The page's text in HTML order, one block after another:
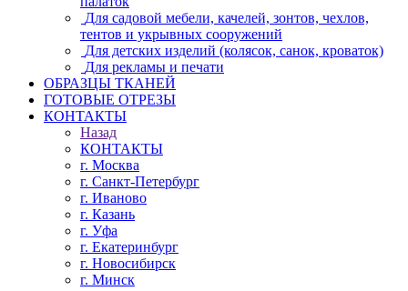
Для садовой мебели, качелей, зонтов, чехлов,
тентов и укрывных сооружений
Для детских изделий (колясок, санок, кроваток)
Для рекламы и печати
ОБРАЗЦЫ ТКАНЕЙ
ГОТОВЫЕ ОТРЕЗЫ
КОНТАКТЫ
Назад
КОНТАКТЫ
г. Москва
г. Санкт-Петербург
г. Иваново
г. Казань
г. Уфа
г. Екатеринбург
г. Новосибирск
г. Минск